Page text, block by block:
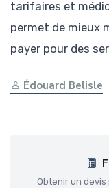
tarifaires et
permet de mieux
payer pour des
Édouard Belisle
Obtenir un